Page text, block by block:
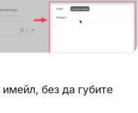
без да губите